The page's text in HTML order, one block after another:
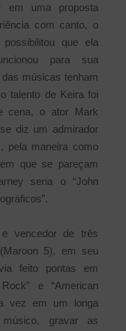
em uma proposta
com canto, o
que ela
para sua
músicas tenham
talento de Keira foi
cena, o ator Mark
diz um admirador
pela maneira como
que se pareçam
seria o “John
vencedor de três
5), em seu
feito pontas em
e “American
vez em um longa
gravar as